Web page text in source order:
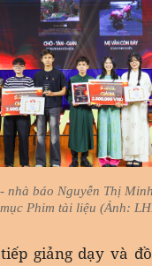
nhà báo Nguyễn Thị
Phim tài liệu (Ảnh:
giảng dạy và